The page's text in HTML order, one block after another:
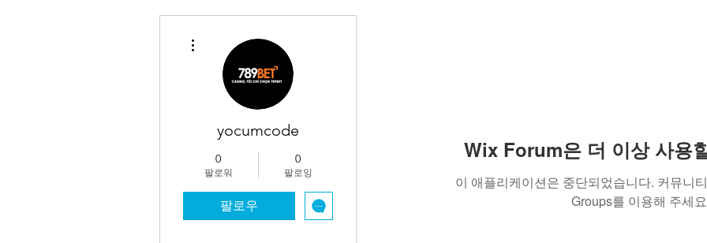
Wix Forum은 더 이상 사용
이 애플리케이션은 중단되었습니다. 커뮤니
Groups를 이용해 주세
yocumcode
0
팔로워
0
팔로잉
팔로우